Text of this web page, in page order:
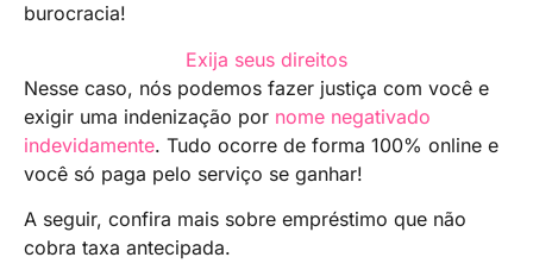
burocracia!
Exija seus direitos
Nesse caso, nós podemos fazer justiça com você e
exigir uma indenização por nome negativado
indevidamente. Tudo ocorre de forma 100% online e
você só paga pelo serviço se ganhar!
A seguir, confira mais sobre empréstimo que não
cobra taxa antecipada.